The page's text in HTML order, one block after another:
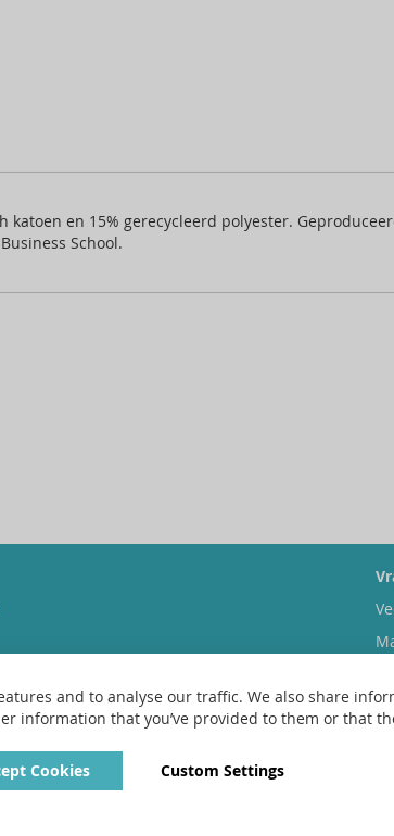
katoen en 15% gerecycleerd polyester.
School.
and to analyse our traffic. We also share
that you’ve provided to them or that
Cookies Custom Settings